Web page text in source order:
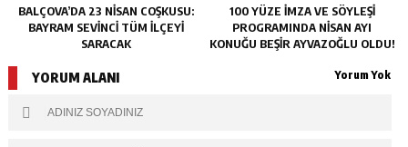
BALÇOVA’DA 23 NISAN COŞKUSU:
BAYRAM SEVINCI TÜM İLÇEYI
SARACAK
100 YÜZE İMZA VE SÖYLEŞI
PROGRAMINDA NISAN AYI
KONUĞU BEŞIR AYVAZOĞLU OLDU!
YORUM ALANI Yorum Yok